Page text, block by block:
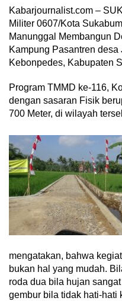
Kabarjournalist.com –
Militer 0607/Kota
Manunggal Membangun
Kampung Pasantren
Kebonpedes, Kabupaten
Program TMMD ke-116,
dengan sasaran Fisik
700 Meter, di wilayah
mengatakan, bahwa
bukan hal yang mudah.
roda dua bila hujan
gembur bila tidak hati-hati